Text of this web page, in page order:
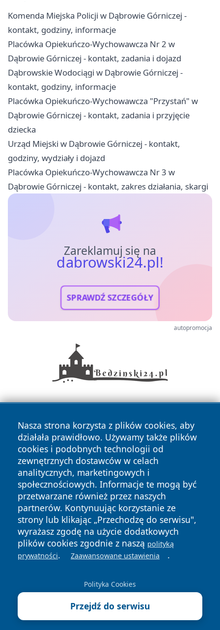
Komenda Miejska Policji w Dąbrowie Górniczej -
kontakt, godziny, informacje
Placówka Opiekuńczo-Wychowawcza Nr 2 w
Dąbrowie Górniczej - kontakt, zadania i dojazd
Dąbrowskie Wodociągi w Dąbrowie Górniczej -
kontakt, godziny, informacje
Placówka Opiekuńczo-Wychowawcza "Przystań" w
Dąbrowie Górniczej - kontakt, zadania i przyjęcie
dziecka
Urząd Miejski w Dąbrowie Górniczej - kontakt,
godziny, wydziały i dojazd
Placówka Opiekuńczo-Wychowawcza Nr 3 w
Dąbrowie Górniczej - kontakt, zakres działania, skargi
Zareklamuj się na
dabrowski24.pl!
SPRAWDŹ SZCZEGÓŁY
autopromocja
Nasza strona korzysta z plików cookies, aby
działała prawidłowo. Używamy także plików
cookies i podobnych technologii od
zewnętrznych dostawców w celach
analitycznych, marketingowych i
społecznościowych. Informacje te mogą być
przetwarzane również przez naszych
partnerów. Kontynuując korzystanie ze
strony lub klikając „Przechodzę do serwisu",
wyrażasz zgodę na użycie dodatkowych
plików cookies zgodnie z naszą polityką
prywatności. Zaawansowane ustawienia .
Polityka Cookies
Przejdź do serwisu
Copyright © 2026 dabrowski24.pl Wszystkie prawa
zastrzeżone.
News Autorzy
Polityka
Prywatności
Polityka
Cookies